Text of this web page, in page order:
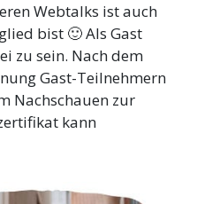
Webtalks ist auch
bist 🙂 Als Gast
zu sein. Nach dem
Gast-Teilnehmern
Nachschauen zur
kann